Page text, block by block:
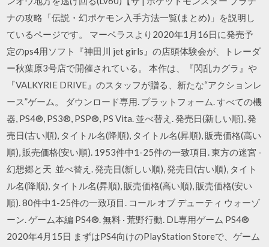
ナの攻略「伝説・幻ポケモン入手方法一覧(まとめ)」を説明し
ているページです。 マーベラスより2020年1月16日に発売予
定のps4用ソフト『神田川 jet girls』の店頭体験会が、トレーダ
ー秋葉原3号店で開催されている。 本作は、『閃乱カグラ』や
『VALKYRIE DRIVE』のスタッフが贈る、新たな“アクションレ
ース”ゲーム。 ダウンロード専用. プラットフォーム. すべての機
器, PS4®, PS3®, PSP®, PS Vita. 並べ替え. 発売日(新しい順), 発
売日(古い順), タイトル名(降順), タイトル名(昇順), 販売価格(高い
順), 販売価格(安い順). 1953件中1-25件の一致項目. 東方の迷宮 -
幻想郷と天 並べ替え. 発売日(新しい順), 発売日(古い順), タイト
ル名(降順), タイトル名(昇順), 販売価格(高い順), 販売価格(安い
順). 80件中1-25件の一致項目. コール オブ デューティ ウォーゾ
ーン. ゲーム本編 PS4®. 無料 · 荒野行動. DL専用ゲーム PS4®
2020年4月15日 まずはPS4向けのPlayStation Storeで、ゲーム